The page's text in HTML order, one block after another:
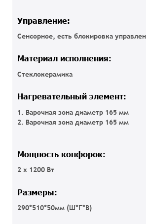
Управление:
Сенсорное, есть блокировка
Материал исполнения:
Стеклокерамика
Нагревательный элемент:
1. Варочная зона диаметр 165 мм
2. Варочная зона диаметр 165 мм
Мощность конфорок:
2 х 1200 Вт
Размеры:
290*510*50мм (Ш*Г*В)